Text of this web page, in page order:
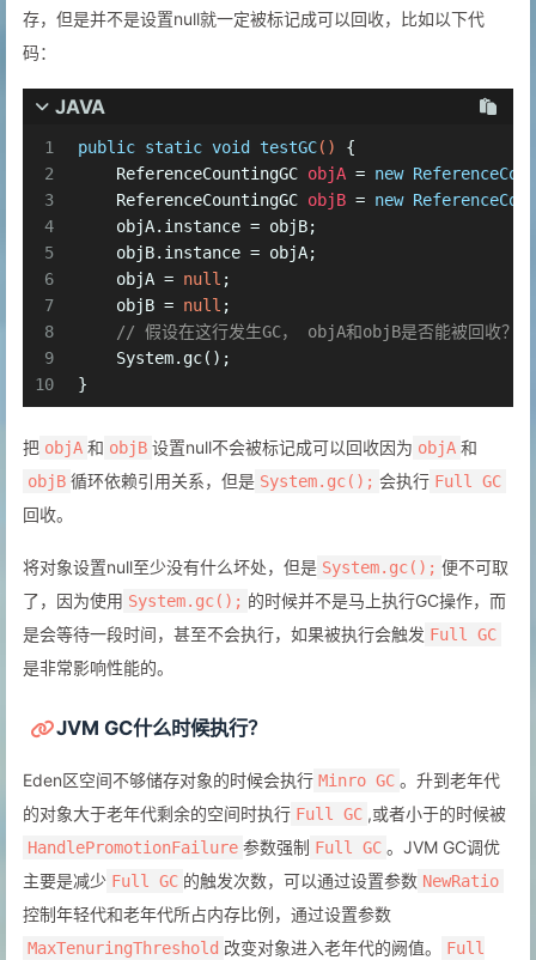
存，但是并不是设置null就一定被标记成可以回收，比如以下代
码：
JAVA
1
2
3
4
5
6
7
8
9
10
public static void testGC()
{
ReferenceCountingGC objA = new
ReferenceCountingGC objB = new
    objA.instance = objB;
    objB.instance = objA;
    objA =
null ;
    objB =
null ;
// 假设在这行发生GC， objA和objB是否能被回收？
    System.gc();
}
把 objA 和 objB 设置null不会被标记成可以回收因为 objA 和
objB 循环依赖引用关系，但是 System.gc(); 会执行 Full GC
回收。
将对象设置null至少没有什么坏处，但是 System.gc(); 便不可取
了，因为使用 System.gc(); 的时候并不是马上执行GC操作，而
是会等待一段时间，甚至不会执行，如果被执行会触发 Full GC
是非常影响性能的。
JVM GC什么时候执行？
Eden区空间不够储存对象的时候会执行 Minro GC 。升到老年代
的对象大于老年代剩余的空间时执行 Full GC ,或者小于的时候被
HandlePromotionFailure 参数强制 Full GC 。JVM GC调优
主要是减少 Full GC 的触发次数，可以通过设置参数 NewRatio
控制年轻代和老年代所占内存比例，通过设置参数
MaxTenuringThreshold 改变对象进入老年代的阙值。
Full